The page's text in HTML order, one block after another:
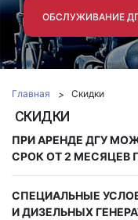
ОБСЛУЖИВАНИЕ
Главная Скидки
СКИДКИ
ПРИ АРЕНДЕ ДГУ
СРОК ОТ 2 МЕСЯЦЕВ
СПЕЦИАЛЬНЫЕ
И ДИЗЕЛЬНЫХ